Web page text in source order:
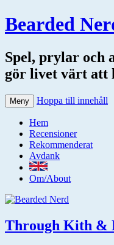
Bearded
Spel, prylar och
gör livet värt att
Meny Hoppa till innehåll
Hem
Recensioner
Rekommenderat
Avdank
Om/About
Through Kith &